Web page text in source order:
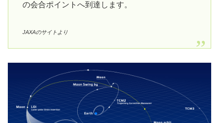
の会合ポイントへ到達します。
JAXAのサイトより